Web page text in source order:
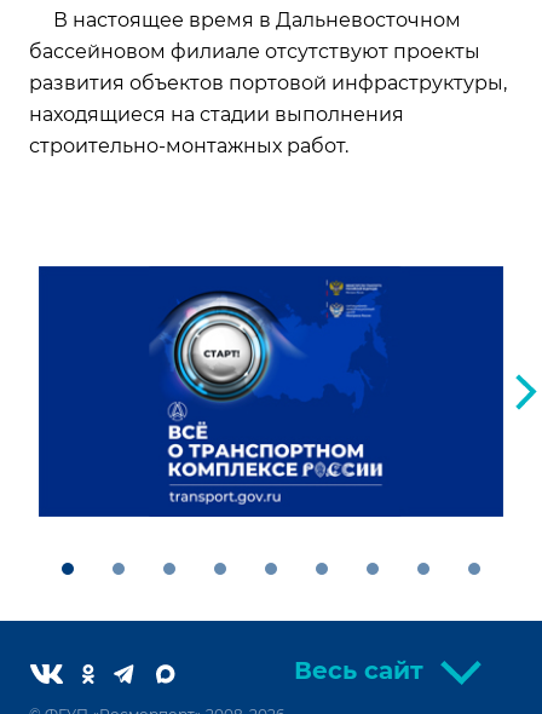
В настоящее время в Дальневосточном
бассейновом филиале отсутствуют проекты
развития объектов портовой инфраструктуры,
находящиеся на стадии выполнения
строительно-монтажных работ.
Весь сайт